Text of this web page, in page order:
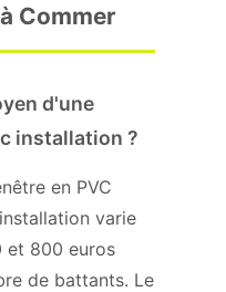
Commer
d'une
installation ?
en PVC
varie
et 800 euros
de battants. Le